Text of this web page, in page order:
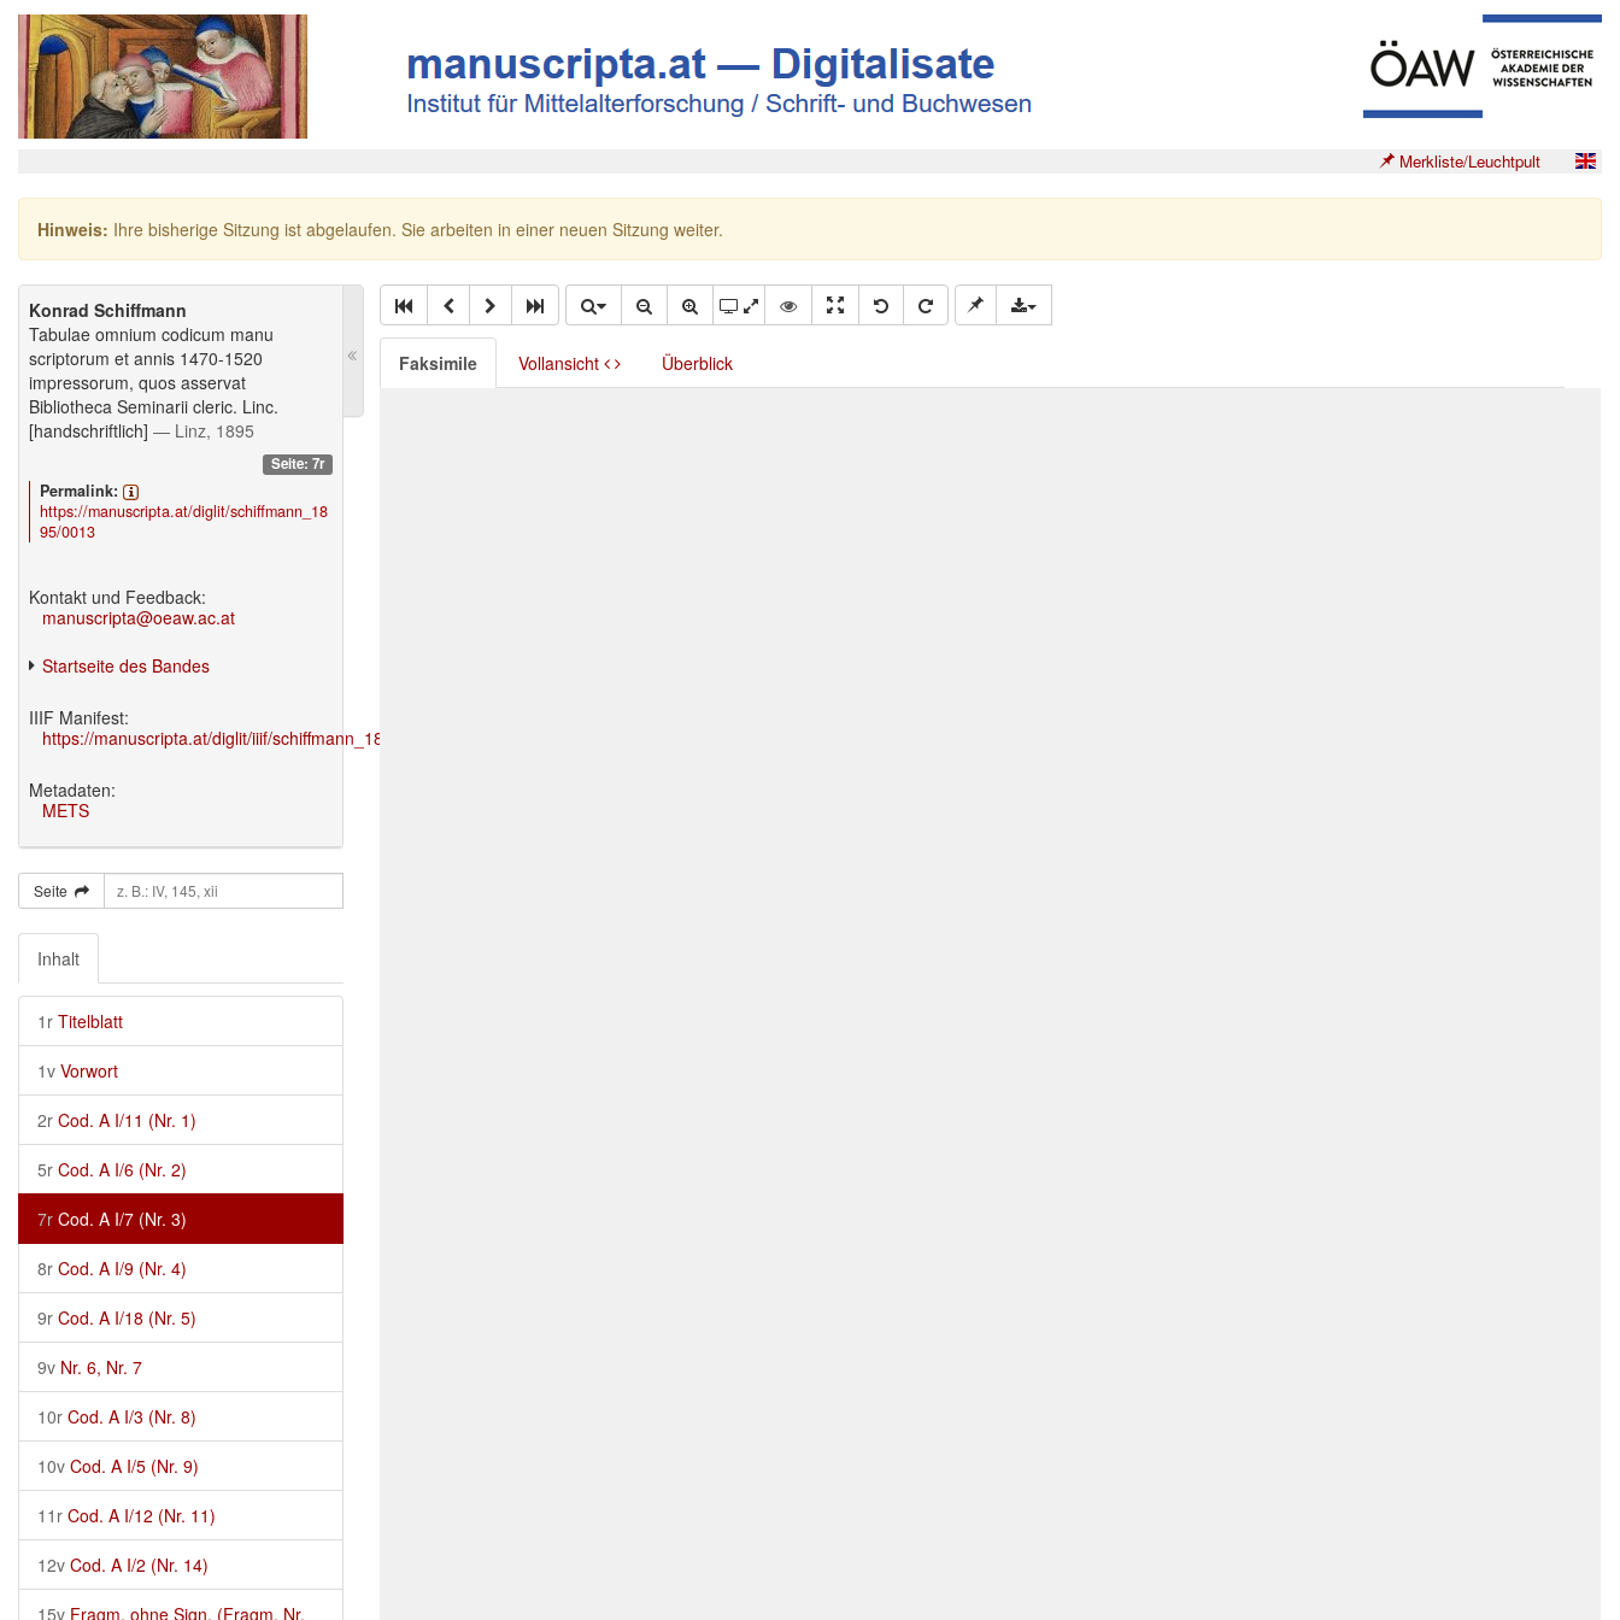
Merkliste/Leuchtpult
Hinweis: Ihre bisherige Sitzung ist abgelaufen. Sie arbeiten in einer neuen Sitzung weiter.
Konrad Schiffmann
Tabulae omnium codicum manu
scriptorum et annis 1470-1520
impressorum, quos asservat
Bibliotheca Seminarii cleric. Linc.
[handschriftlich] — Linz, 1895
Seite: 7r
Permalink:
https://manuscripta.at/diglit/schiffmann_18
95/0013
Kontakt und Feedback:
manuscripta@oeaw.ac.at
Startseite des Bandes
IIIF Manifest:
https://manuscripta.at/diglit/iiif/schiffmann_1895/manifest.json
Metadaten:
METS
Seite
Inhalt
1r Titelblatt
1v Vorwort
2r Cod. A I/11 (Nr. 1)
5r Cod. A I/6 (Nr. 2)
7r Cod. A I/7 (Nr. 3)
8r Cod. A I/9 (Nr. 4)
9r Cod. A I/18 (Nr. 5)
9v Nr. 6, Nr. 7
10r Cod. A I/3 (Nr. 8)
10v Cod. A I/5 (Nr. 9)
11r Cod. A I/12 (Nr. 11)
12v Cod. A I/2 (Nr. 14)
15v Fragm. ohne Sign. (Fragm. Nr.
Faksimile Vollansicht Überblick